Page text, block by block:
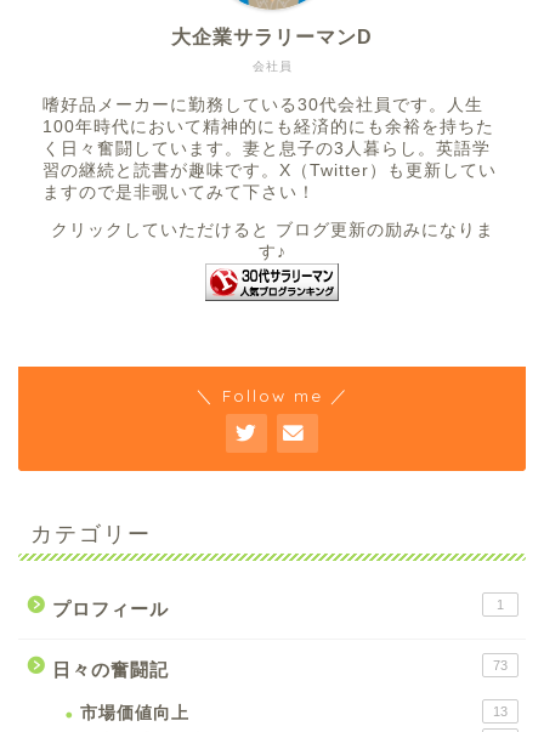
会社員
大企業サラリーマンD
嗜好品メーカーに勤務している30代会社員です。人生
100年時代において精神的にも経済的にも余裕を持ちた
く日々奮闘しています。妻と息子の3人暮らし。英語学
習の継続と読書が趣味です。X（Twitter）も更新してい
ますので是非覗いてみて下さい！
クリックしていただけると ブログ更新の励みになりま
す♪
＼ Follow me ／
カテゴリー
プロフィール 1
日々の奮闘記 73
市場価値向上 13